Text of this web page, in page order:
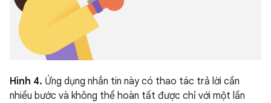
Hình 4. Ứng dụng nhắn tin này có thao tác trả lời cần
nhiều bước và không thể hoàn tất được chỉ với một lần